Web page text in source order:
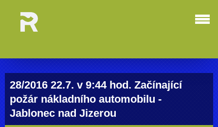
28/2016 22.7. v 9:44 hod. Začínající
požár nákladního automobilu -
Jablonec nad Jizerou